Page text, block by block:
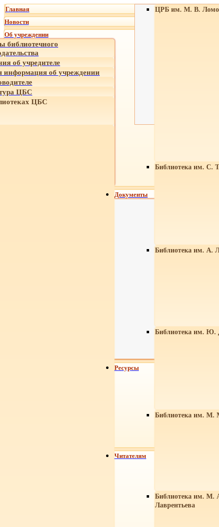
Главная
Новости
Об учреждении
библиотечного
об учредителе
об учреждении
ЦБС
ЦБС
ЦРБ им. М. В.
Библиотека им. С.
Библиотека им. А.
Библиотека им. Ю.
Библиотека им. М.
Библиотека им. М.
Лаврентьева
Документы
Ресурсы
Читателям